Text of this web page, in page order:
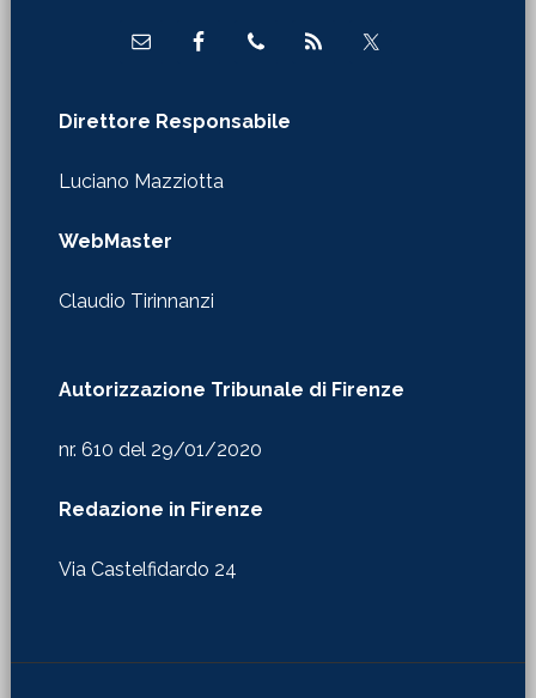
Direttore Responsabile
Luciano Mazziotta
WebMaster
Claudio Tirinnanzi
Autorizzazione Tribunale di Firenze
nr. 610 del 29/01/2020
Redazione in Firenze
Via Castelfidardo 24